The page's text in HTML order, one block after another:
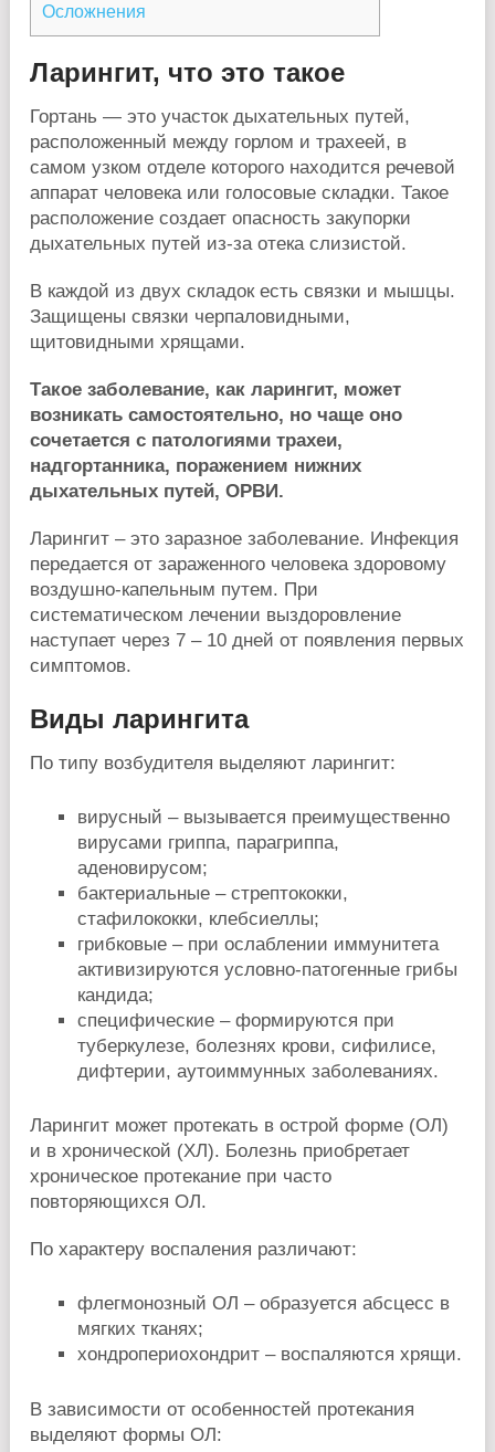
Осложнения
Ларингит, что это такое
Гортань — это участок дыхательных путей,
расположенный между горлом и трахеей, в
самом узком отделе которого находится речевой
аппарат человека или голосовые складки. Такое
расположение создает опасность закупорки
дыхательных путей из-за отека слизистой.
В каждой из двух складок есть связки и мышцы.
Защищены связки черпаловидными,
щитовидными хрящами.
Такое заболевание, как ларингит, может
возникать самостоятельно, но чаще оно
сочетается с патологиями трахеи,
надгортанника, поражением нижних
дыхательных путей, ОРВИ.
Ларингит – это заразное заболевание. Инфекция
передается от зараженного человека здоровому
воздушно-капельным путем. При
систематическом лечении выздоровление
наступает через 7 – 10 дней от появления первых
симптомов.
Виды ларингита
По типу возбудителя выделяют ларингит:
вирусный – вызывается преимущественно
вирусами гриппа, парагриппа,
аденовирусом;
бактериальные – стрептококки,
стафилококки, клебсиеллы;
грибковые – при ослаблении иммунитета
активизируются условно-патогенные грибы
кандида;
специфические – формируются при
туберкулезе, болезнях крови, сифилисе,
дифтерии, аутоиммунных заболеваниях.
Ларингит может протекать в острой форме (ОЛ)
и в хронической (ХЛ). Болезнь приобретает
хроническое протекание при часто
повторяющихся ОЛ.
По характеру воспаления различают:
флегмонозный ОЛ – образуется абсцесс в
мягких тканях;
хондропериохондрит – воспаляются хрящи.
В зависимости от особенностей протекания
выделяют формы ОЛ: